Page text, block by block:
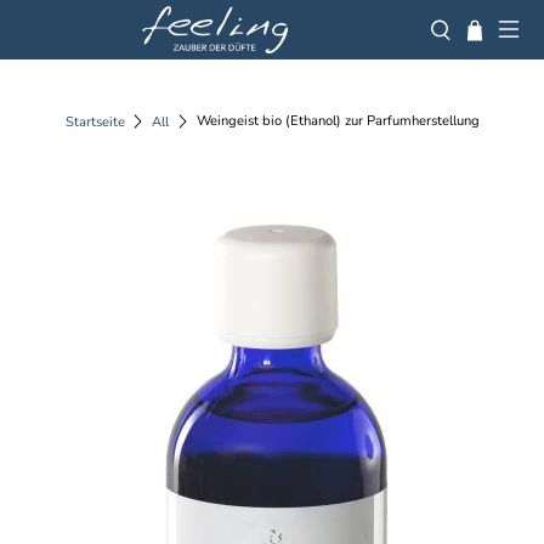
Startseite All Weingeist bio (Ethanol) zur Parfumherstellung